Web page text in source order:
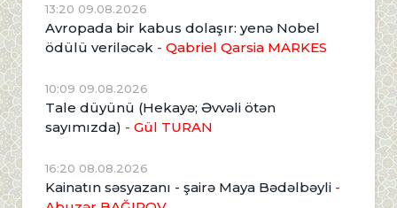
13:20 09.08.2026
Avropada bir kabus dolaşır: yenə Nobel
ödülü veriləcək - Qabriel Qarsia MARKES
10:09 09.08.2026
Tale düyünü (Hekayə; Əvvəli ötən
sayımızda) - Gül TURAN
16:20 08.08.2026
Kainatın səsyazanı - şairə Maya Bədəlbəyli -